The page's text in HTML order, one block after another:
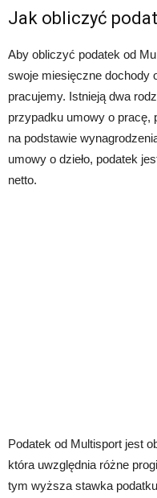
Jak obliczyć
Aby obliczyć podatek od
swoje miesięczne dochody
pracujemy. Istnieją dwa
przypadku umowy o pracę,
na podstawie
umowy o dzieło, podatek
netto.
Podatek od Multisport jest
która uwzględnia różne
tym wyższa stawka